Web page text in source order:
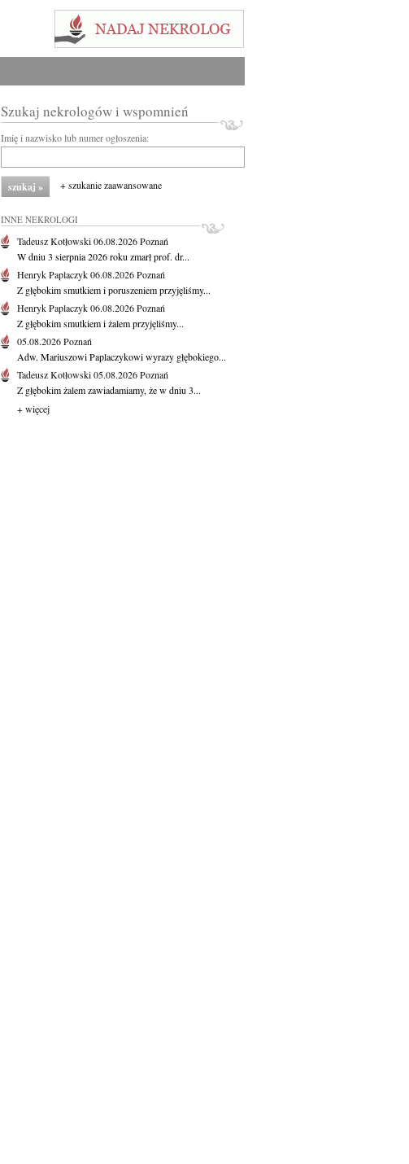
Szukaj nekrologów i wspomnień
Imię i nazwisko lub numer ogłoszenia:
+ szukanie zaawansowane
INNE NEKROLOGI
Tadeusz Kotłowski06.08.2026Poznań
W dniu 3 sierpnia 2026 roku zmarł prof. dr...
Henryk Paplaczyk06.08.2026Poznań
Z głębokim smutkiem i poruszeniem przyjęliśmy...
Henryk Paplaczyk06.08.2026Poznań
Z głębokim smutkiem i żalem przyjęliśmy...
05.08.2026Poznań
Adw. Mariuszowi Paplaczykowi wyrazy głębokiego...
Tadeusz Kotłowski05.08.2026Poznań
Z głębokim żalem zawiadamiamy, że w dniu 3...
+ więcej